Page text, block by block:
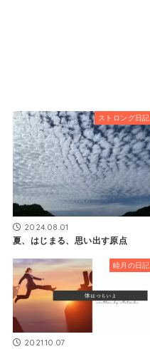
ストロング日記
2024.08.01
夏、はじまる、思い出す原点
睦月の日記
2021.10.07